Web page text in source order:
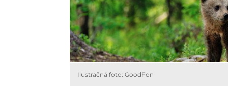
Ilustračná foto: GoodFon